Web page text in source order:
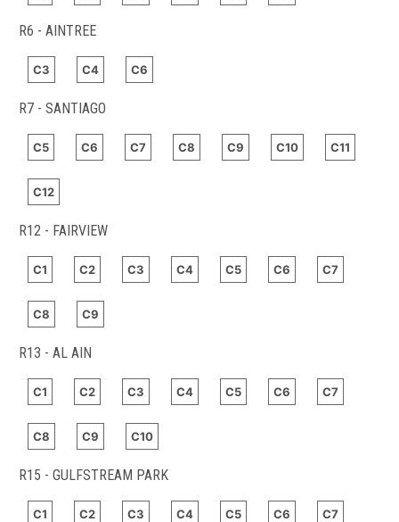
R6 - AINTREE
C3 C4 C6
R7 - SANTIAGO
C5 C6 C7 C8 C9 C10 C11
C12
R12 - FAIRVIEW
C1 C2 C3 C4 C5 C6 C7
C8 C9
R13 - AL AIN
C1 C2 C3 C4 C5 C6 C7
C8 C9 C10
R15 - GULFSTREAM PARK
C1 C2 C3 C4 C5 C6 C7